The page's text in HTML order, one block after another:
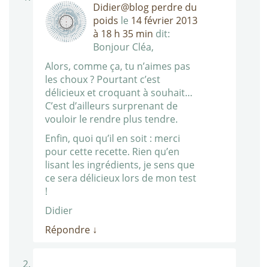
Didier@blog perdre du
poids le 14 février 2013
à 18 h 35 min dit:
Bonjour Cléa,
Alors, comme ça, tu n’aimes pas
les choux ? Pourtant c’est
délicieux et croquant à souhait…
C’est d’ailleurs surprenant de
vouloir le rendre plus tendre.
Enfin, quoi qu’il en soit : merci
pour cette recette. Rien qu’en
lisant les ingrédients, je sens que
ce sera délicieux lors de mon test
!
Didier
Répondre ↓